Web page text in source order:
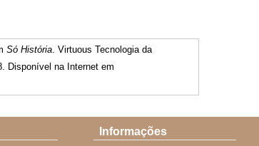
Só História. Virtuous Tecnologia da
Disponível na Internet em
Informações